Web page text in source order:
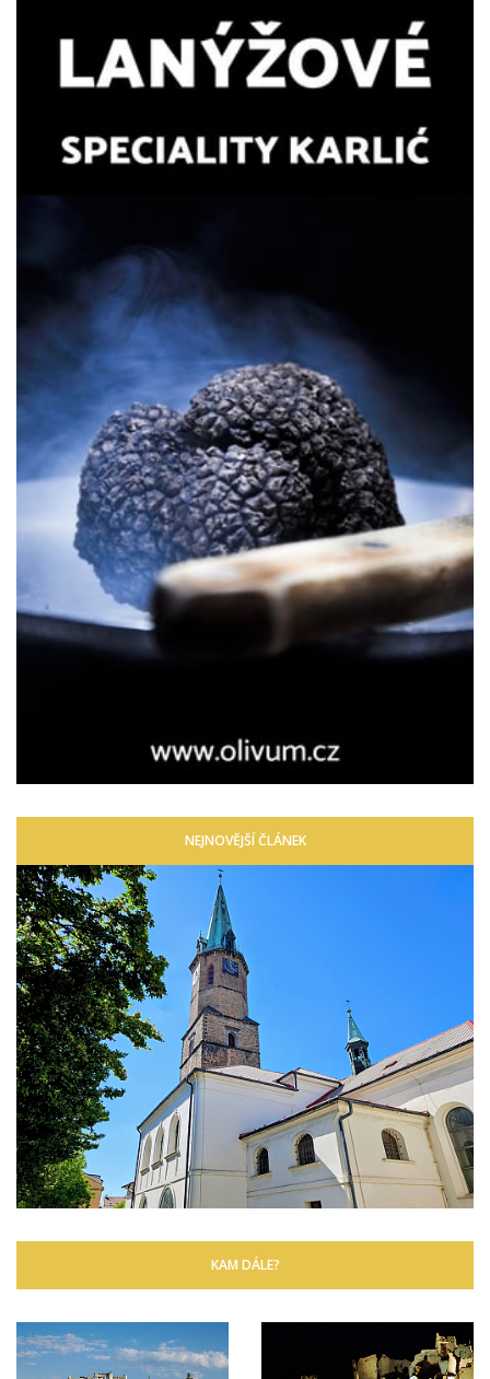
NEJNOVĚJŠÍ ČLÁNEK
KAM DÁLE?